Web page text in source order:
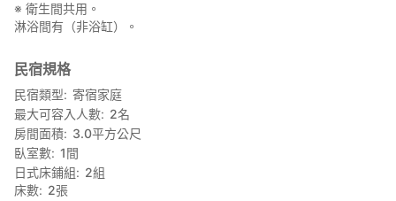
※ 衛生間共用。
淋浴間有（非浴缸）。
民宿規格
民宿類型
寄宿家庭
最大可容入人數
2名
房間面積
3.0平方公尺
臥室數 1間
日式床鋪組
2組
床數
2張